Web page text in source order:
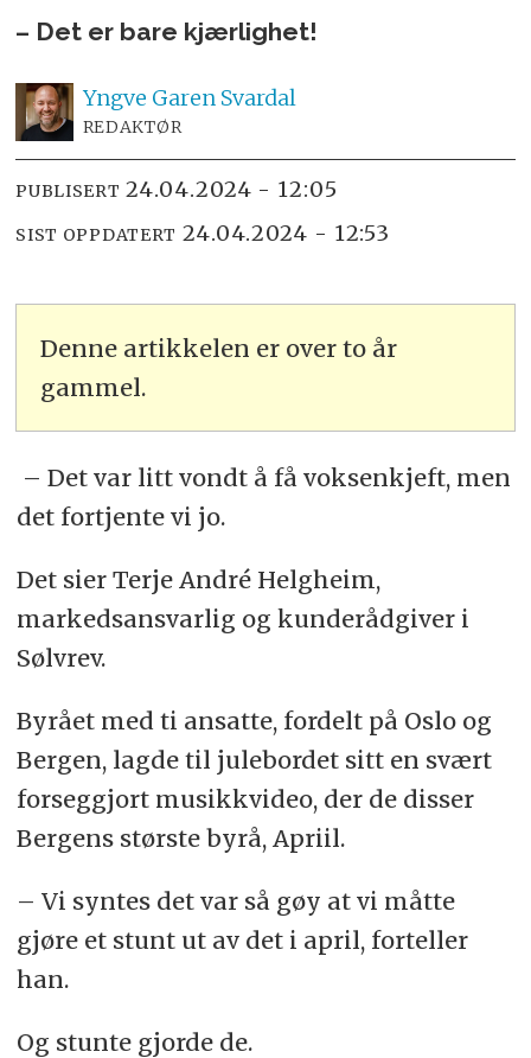
– Det er bare kjærlighet!
Yngve Garen Svardal
REDAKTØR
PUBLISERT 24.04.2024 - 12:05
SIST OPPDATERT 24.04.2024 - 12:53
Denne artikkelen er over to år
gammel.
– Det var litt vondt å få voksenkjeft, men
det fortjente vi jo.
Det sier Terje André Helgheim,
markedsansvarlig og kunderådgiver i
Sølvrev.
Byrået med ti ansatte, fordelt på Oslo og
Bergen, lagde til julebordet sitt en svært
forseggjort musikkvideo, der de disser
Bergens største byrå, Apriil.
– Vi syntes det var så gøy at vi måtte
gjøre et stunt ut av det i april, forteller
han.
Og stunte gjorde de.